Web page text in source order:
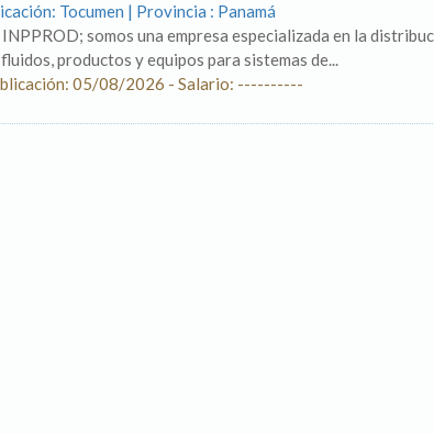
Tocumen | Provincia : Panamá
INPPROD; somos una empresa especializada en la
productos y equipos para sistemas de...
05/08/2026 - Salario: ----------